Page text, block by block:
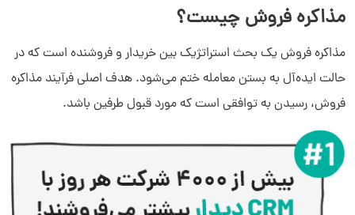
مذاکره فروش چیست؟
مذاکره فروش یک بحث استراتژیک بین خریدار و فروشنده است که در
حالت ایده‌آل به بستن معامله ختم می‌شود. هدف اصلی فرآیند مذاکره
فروش، رسیدن به توافقی است که مورد قبول طرفین باشد.